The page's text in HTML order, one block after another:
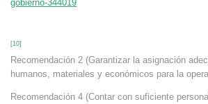
gobierno-344019
[10]
Recomendación 2 (Garantizar la asignación
humanos, materiales y económicos para la
Recomendación 4 (Contar con suficiente